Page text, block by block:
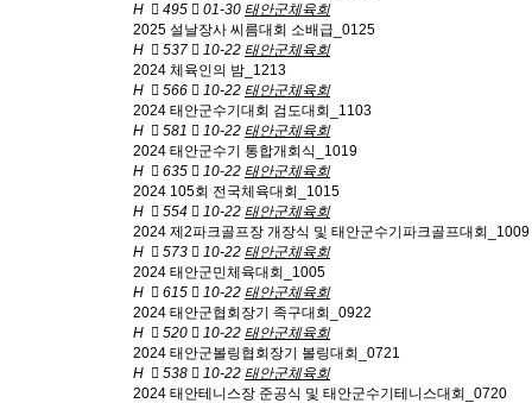
H
495 01-30 태안군체육회
2025 설날장사 씨름대회 소배급_0125
H
537 10-22 태안군체육회
2024 체육인의 밤_1213
H
566 10-22 태안군체육회
2024 태안군수기대회 검도대회_1103
H
581 10-22 태안군체육회
2024 태안군수기 통합개회식_1019
H
635 10-22 태안군체육회
2024 105회 전국체육대회_1015
H
554 10-22 태안군체육회
2024 제2파크골프장 개장식 및 태안군수기파크골프대회_1009
H
573 10-22 태안군체육회
2024 태안군민체육대회_1005
H
615 10-22 태안군체육회
2024 태안군협회장기 족구대회_0922
H
520 10-22 태안군체육회
2024 태안군볼링협회장기 볼링대회_0721
H
538 10-22 태안군체육회
2024 태안테니스장 준공식 및 태안군수기테니스대회_0720